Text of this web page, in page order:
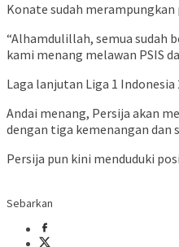
Konate sudah
“Alhamdulillah, semua sudah
kami menang melawan PSIS
Laga lanjutan Liga 1 Indonesia
Andai menang, Persija akan
dengan tiga kemenangan dan
Persija pun kini menduduki
Sebarkan